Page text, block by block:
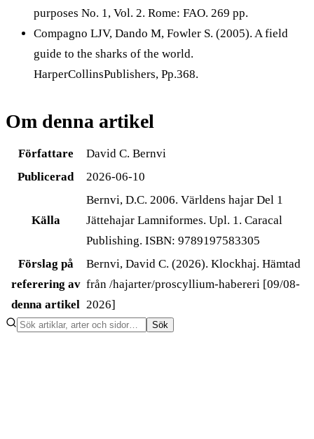
purposes No. 1, Vol. 2. Rome: FAO. 269 pp.
Compagno LJV, Dando M, Fowler S. (2005). A field
guide to the sharks of the world.
HarperCollinsPublishers, Pp.368.
Om denna artikel
Författare
David C. Bernvi
Publicerad
2026-06-10
Källa
Bernvi, D.C. 2006. Världens hajar Del 1
Jättehajar Lamniformes. Upl. 1. Caracal
Publishing. ISBN: 9789197583305
Förslag på
referering av
denna artikel
Bernvi, David C. (2026). Klockhaj. Hämtad
från /hajarter/proscyllium-habereri [09/08-
2026]
Sök